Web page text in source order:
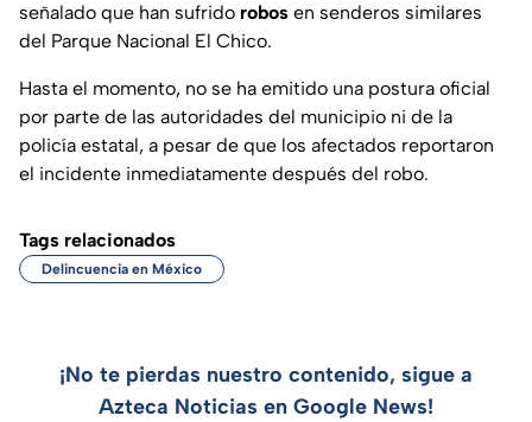
señalado que han sufrido robos en senderos similares
del Parque Nacional El Chico.
Hasta el momento, no se ha emitido una postura oficial
por parte de las autoridades del municipio ni de la
policía estatal, a pesar de que los afectados reportaron
el incidente inmediatamente después del robo.
Tags relacionados
Delincuencia en México
¡No te pierdas nuestro contenido, sigue a
Azteca Noticias en Google News!